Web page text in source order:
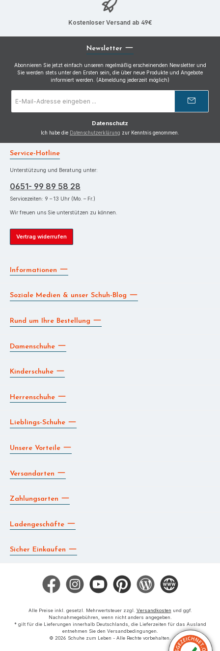
Kostenloser Versand ab 49€
Newsletter
Abonnieren Sie jetzt einfach unseren regelmäßig erscheinenden Newsletter und
Sie werden stets unter den Ersten sein, die über neue Produkte und Angebote
informiert werden. (Abmeldung jederzeit möglich)
Mail-
Datenschutz
Ich habe die Datenschutzerklärung zur Kenntnis genommen.
Service-Hotline
Unterstützung und Beratung unter:
0651- 99 89 58 28
Servicezeiten: 9 – 13 Uhr (Mo. – Fr.)
Wir freuen uns Sie unterstützen zu können.
Vertrag widerrufen
Informationen
Soziale Medien & unser Schuh-Blog
Rund um Ihre Bestellung
Damenschuhe
Kinderschuhe
Herrenschuhe
Lieblings-Schuhe
Unsere Vorteile
Versandarten
Zahlungsarten
Ladengeschäfte
Sicher Einkaufen
Facebook Instagram YouTube Pinterest Blog Die BERG App
Alle Preise inkl. gesetzl. Mehrwertsteuer zzgl. Versandkosten und ggf.
Nachnahmegebühren, wenn nicht anders angegeben.
* gilt für die Lieferungen innerhalb Deutschlands, die Lieferzeiten für das Ausland
entnehmen Sie den Versandbedingungen.
© 2026 Schuhe zum Leben - Alle Rechte vorbehalten.